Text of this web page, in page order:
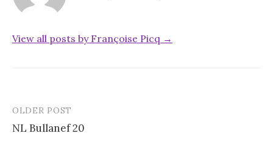
View all posts by Françoise Picq →
Post
navigation
OLDER POST
NL Bullanef 20